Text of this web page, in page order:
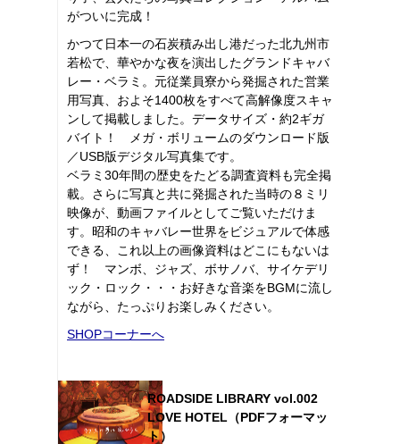
がついに完成！
かつて日本一の石炭積み出し港だった北九州市
若松で、華やかな夜を演出したグランドキャバ
レー・ベラミ。元従業員寮から発掘された営業
用写真、およそ1400枚をすべて高解像度スキャ
ンして掲載しました。データサイズ・約2ギガ
バイト！ メガ・ボリュームのダウンロード版
／USB版デジタル写真集です。
ベラミ30年間の歴史をたどる調査資料も完全掲
載。さらに写真と共に発掘された当時の８ミリ
映像が、動画ファイルとしてご覧いただけま
す。昭和のキャバレー世界をビジュアルで体感
できる、これ以上の画像資料はどこにもないは
ず！ マンボ、ジャズ、ボサノバ、サイケデリ
ック・ロック・・・お好きな音楽をBGMに流し
ながら、たっぷりお楽しみください。
SHOPコーナーへ
ROADSIDE LIBRARY vol.002
LOVE HOTEL（PDFフォーマッ
ト）